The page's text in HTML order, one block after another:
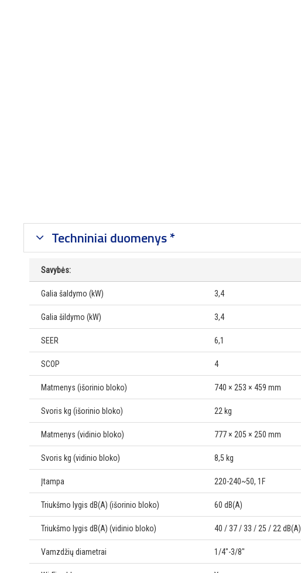
Techniniai duomenys *
Savybės:
Galia šaldymo (kW) 3,4
Galia šildymo (kW) 3,4
SEER 6,1
SCOP 4
Matmenys (išorinio bloko) 740 × 253 × 459 mm
Svoris kg (išorinio bloko) 22 kg
Matmenys (vidinio bloko) 777 × 205 × 250 mm
Svoris kg (vidinio bloko) 8,5 kg
Įtampa 220-240~50, 1F
Triukšmo lygis dB(A) (išorinio bloko) 60 dB(A)
Triukšmo lygis dB(A) (vidinio bloko) 40 / 37 / 33 / 25 / 22 dB(A)
Vamzdžių diametrai 1/4"-3/8"